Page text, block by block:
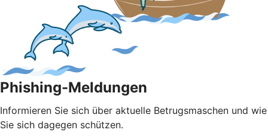
Phishing-Meldungen
Informieren Sie sich über aktuelle Betrugsmaschen und wie
Sie sich dagegen schützen.